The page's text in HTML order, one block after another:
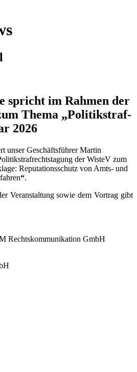
spricht im Rahmen der
Thema „Politik­straf­
2026
unser Geschäfts­führer Martin
der WisteV zum
Repu­tations­schutz von Amts- und
“.
Veranstaltung sowie dem Vortrag gibt